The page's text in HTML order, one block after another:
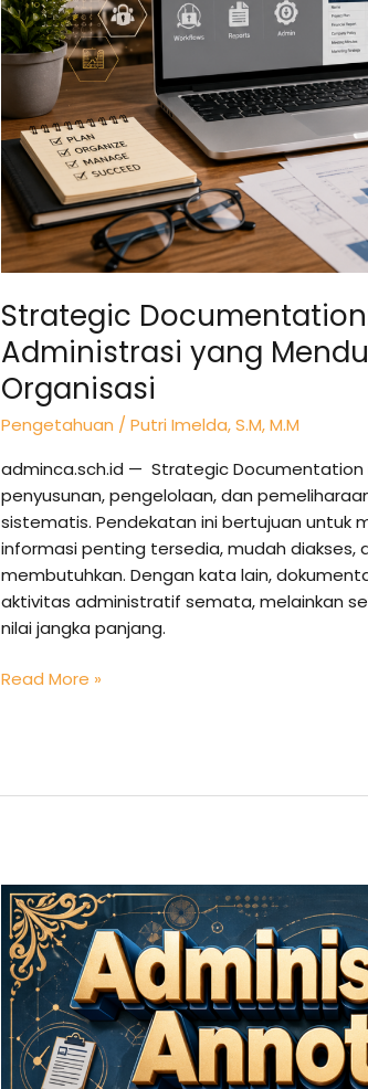
Strategic
Administrasi yang
Organisasi
Pengetahuan /Putri Imelda, S.M, M.M
adminca.sch.id — Strategic
penyusunan, pengelolaan, dan
sistematis. Pendekatan ini bertujuan untuk
informasi penting tersedia, mudah diakses,
membutuhkan. Dengan kata lain,
aktivitas administratif semata, melainkan
nilai jangka panjang.
Read More »
Administrative
Annotation:
Strategi
Cerdas
Mengelola
Informasi
Administrasi